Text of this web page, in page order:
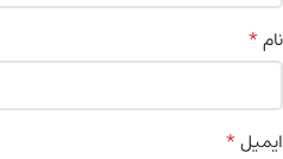
نام*
ایمیل*